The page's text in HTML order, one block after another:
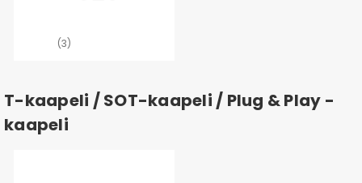
(3)
T-kaapeli / SOT-kaapeli / Plug & Play -
kaapeli